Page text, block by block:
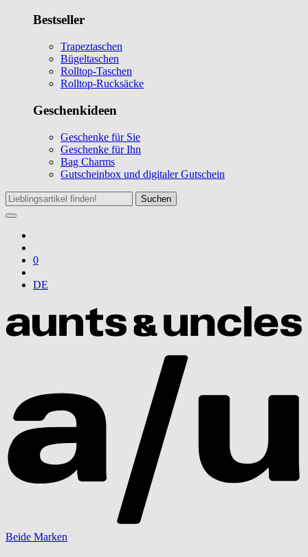
Bestseller
Trapeztaschen
Bügeltaschen
Rolltop-Taschen
Rolltop-Rucksäcke
Geschenkideen
Geschenke für Sie
Geschenke für Ihn
Bag Charms
Gutscheinbox und digitaler Gutschein
Suchen
0
DE
Beide Marken